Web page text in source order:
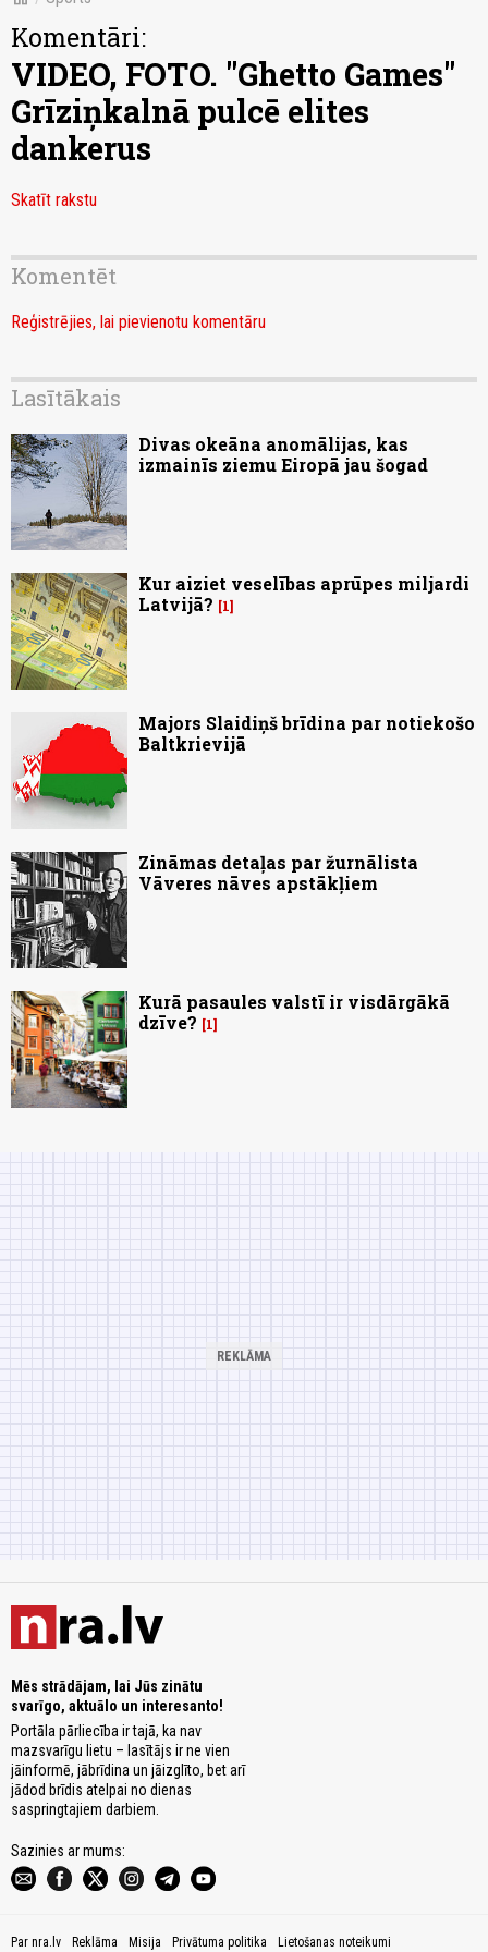
Komentāri:
VIDEO, FOTO. "Ghetto Games"
Grīziņkalnā pulcē elites
dankerus
Skatīt rakstu
Komentēt
Reģistrējies, lai pievienotu komentāru
Lasītākais
Divas okeāna anomālijas, kas
izmainīs ziemu Eiropā jau šogad
Kur aiziet veselības aprūpes miljardi
Latvijā?
1
Majors Slaidiņš brīdina par notiekošo
Baltkrievijā
Zināmas detaļas par žurnālista
Vāveres nāves apstākļiem
Kurā pasaules valstī ir visdārgākā
dzīve?
1
Mēs strādājam, lai Jūs zinātu
svarīgo, aktuālo un interesanto!
Portāla pārliecība ir tajā, ka nav
mazsvarīgu lietu – lasītājs ir ne vien
jāinformē, jābrīdina un jāizglīto, bet arī
jādod brīdis atelpai no dienas
saspringtajiem darbiem.
Sazinies ar mums:
Par nra.lv Reklāma Misija Privātuma politika Lietošanas noteikumi